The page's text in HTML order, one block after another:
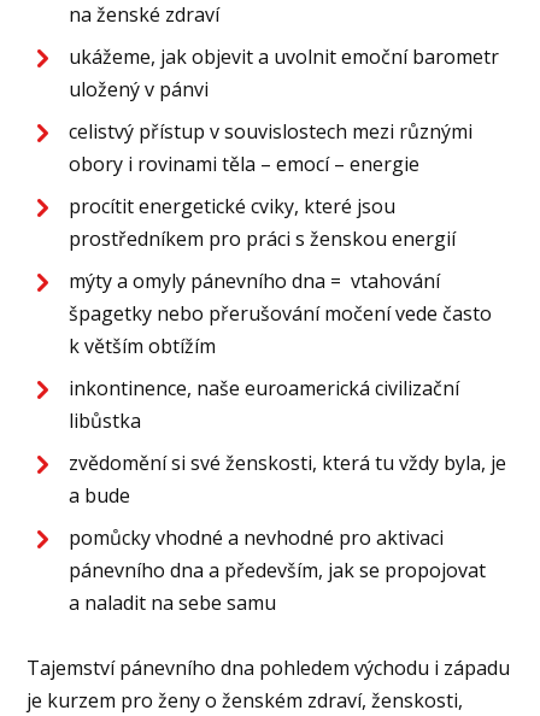
na ženské zdraví
ukážeme, jak objevit a uvolnit emoční barometr
uložený v pánvi
celistvý přístup v souvislostech mezi různými
obory i rovinami těla – emocí – energie
procítit energetické cviky, které jsou
prostředníkem pro práci s ženskou energií
mýty a omyly pánevního dna = vtahování
špagetky nebo přerušování močení vede často
k větším obtížím
inkontinence, naše euroamerická civilizační
libůstka
zvědomění si své ženskosti, která tu vždy byla, je
a bude
pomůcky vhodné a nevhodné pro aktivaci
pánevního dna a především, jak se propojovat
a naladit na sebe samu
Tajemství pánevního dna pohledem východu i západu
je kurzem pro ženy o ženském zdraví, ženskosti,